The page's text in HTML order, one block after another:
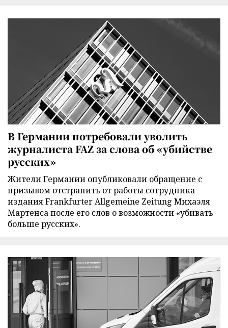
В Германии потребовали уволить
журналиста FAZ за слова об «убийстве
русских»
Жители Германии опубликовали обращение с
призывом отстранить от работы сотрудника
издания Frankfurter Allgemeine Zeitung Михаэля
Мартенса после его слов о возможности «убивать
больше русских».